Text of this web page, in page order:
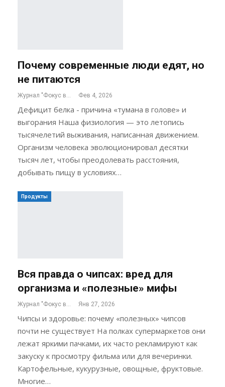
Почему современные люди едят, но
не питаются
Фев 4, 2026
Дефицит белка - причина «тумана в голове» и
выгорания Наша физиология — это летопись
тысячелетий выживания, написанная движением.
Организм человека эволюционировал десятки
тысяч лет, чтобы преодолевать расстояния,
добывать пищу в условиях…
Продукты
Вся правда о чипсах: вред для
организма и «полезные» мифы
Журнал "Фокус внимания" Янв 27, 2026
Чипсы и здоровье: почему «полезных» чипсов
почти не существует На полках супермаркетов они
лежат яркими пачками, их часто рекламируют как
закуску к просмотру фильма или для вечеринки.
Картофельные, кукурузные, овощные, фруктовые.
Многие…